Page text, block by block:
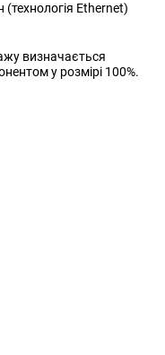
(технологія Ethernet)
визначається
у розмірі 100%.